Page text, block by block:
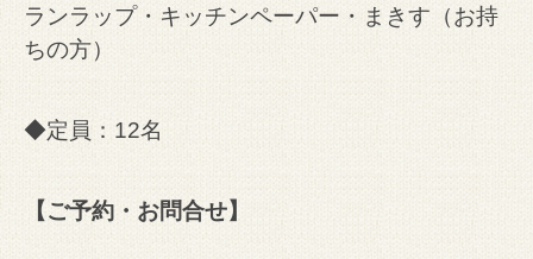
ランラップ・キッチンペーパー・まきす（お持
ちの方）
◆定員：12名
【ご予約・お問合せ】